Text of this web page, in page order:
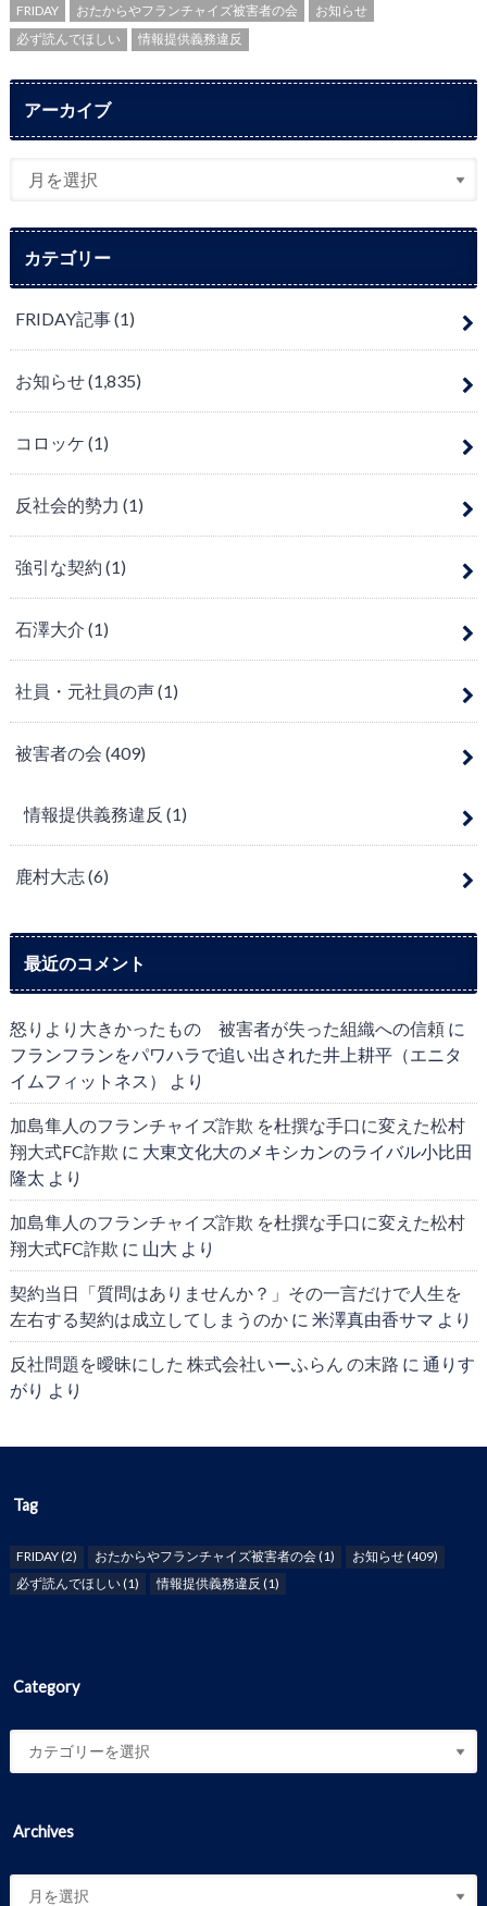
FRIDAY おたからやフランチャイズ被害者の会
お知らせ
必ず読んでほしい
情報提供義務違反
アーカイブ
カテゴリー
FRIDAY記事(1)
お知らせ(1,835)
コロッケ (1)
反社会的勢力 (1)
強引な契約 (1)
石澤大介 (1)
社員・元社員の声(1)
被害者の会 (409)
情報提供義務違反 (1)
鹿村大志(6)
最近のコメント
怒りより大きかったもの 被害者が失った組織への信頼に
フランフランをパワハラで追い出された井上耕平（エニタ
イムフィットネス）
より
加島隼人のフランチャイズ詐欺 を杜撰な手口に変えた松村
翔大式FC詐欺 に 大東文化大のメキシカンのライバル小比田
隆太 より
加島隼人のフランチャイズ詐欺 を杜撰な手口に変えた松村
翔大式FC詐欺 に 山大 より
契約当日「質問はありませんか？」その一言だけで人生を
左右する契約は成立してしまうのかに 米澤真由香サマ より
反社問題を曖昧にした 株式会社いーふらん の末路 に 通りす
がり より
Tag
FRIDAY(2) おたからやフランチャイズ被害者の会(1) お知らせ(409)
必ず読んでほしい(1) 情報提供義務違反 (1)
Category
Archives